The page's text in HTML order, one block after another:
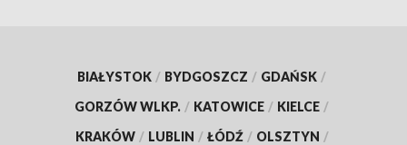
BIAŁYSTOK / BYDGOSZCZ / GDAŃSK /
GORZÓW WLKP. / KATOWICE / KIELCE /
KRAKÓW / LUBLIN / ŁÓDŹ / OLSZTYN /